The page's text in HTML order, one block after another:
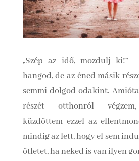
„Szép az idő, mozdulj ki!”
hangod, de az éned másik
semmi dolgod odakint.
részét otthonról végzem,
küzdöttem ezzel az
mindig az lett, hogy el sem
ötletet, ha neked is van ilyen